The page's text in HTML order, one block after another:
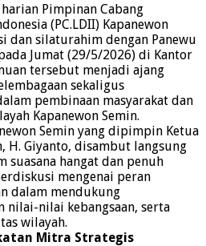
Pimpinan Cabang
(PC.LDII) ‎Kapanewon
dan silaturahim dengan Panewu
pada Jumat (29/5/2026) di Kantor
tersebut menjadi ajang
sekaligus
pembinaan ‎masyarakat dan
Kapanewon Semin.‎
Semin yang dipimpin Ketua
H. Giyanto, disambut langsung
suasana hangat dan penuh
‎mengenai peran
dalam mendukung
nilai-‎nilai kebangsaan, serta
wilayah.‎
Mitra Strategis